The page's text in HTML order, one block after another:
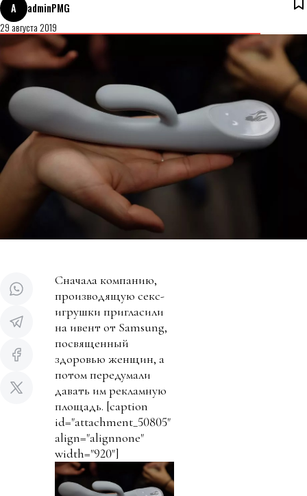
A
adminPMG
29 августа 2019
Сначала компанию,
производящую секс-
игрушки пригласили
на ивент от Samsung,
посвященный
здоровью женщин, а
потом передумали
давать им рекламную
площадь. [caption
id="attachment_50805"
align="alignnone"
width="920"]